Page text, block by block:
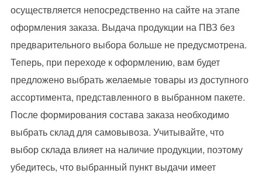
осуществляется непосредственно на сайте на этапе
оформления заказа. Выдача продукции на ПВЗ без
предварительного выбора больше не предусмотрена.
Теперь, при переходе к оформлению, вам будет
предложено выбрать желаемые товары из доступного
ассортимента, представленного в выбранном пакете.
После формирования состава заказа необходимо
выбрать склад для самовывоза. Учитывайте, что
выбор склада влияет на наличие продукции, поэтому
убедитесь, что выбранный пункт выдачи имеет